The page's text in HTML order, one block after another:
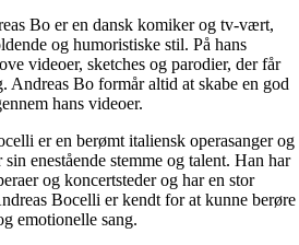
Bo er en dansk komiker og tv-vært,
og humoristiske stil. På hans
videoer, sketches og parodier, der får
Andreas Bo formår altid at skabe en god
hans videoer.
er en berømt italiensk operasanger og
enestående stemme og talent. Han har
og koncertsteder og har en stor
Bocelli er kendt for at kunne berøre
emotionelle sang.